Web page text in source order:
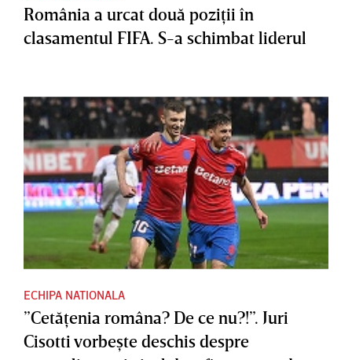
România a urcat două poziţii în
clasamentul FIFA. S-a schimbat liderul
ECHIPA NATIONALA
”Cetăţenia româna? De ce nu?!”. Juri
Cisotti vorbeşte deschis despre